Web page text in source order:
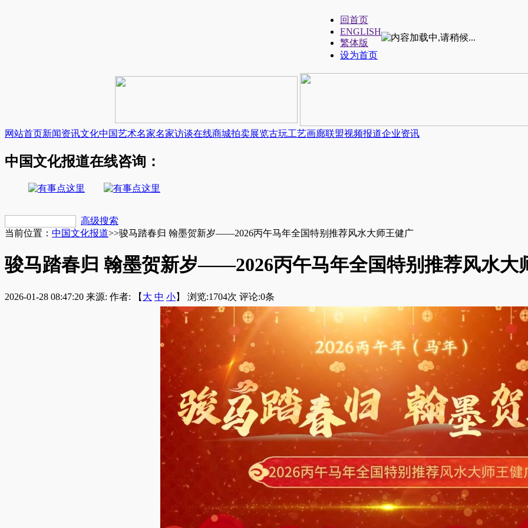
回首页
ENGLISH
繁体版
设为首页
网站首页新闻资讯文化中国艺术名家名家访谈在线商城拍卖展览古玩工艺画廊联盟视频报道企业资讯
中国文化报道在线咨询：
高级搜索
当前位置： 中国文化报道>>骏马踏春归 翰墨贺新岁——2026丙午马年全国特别推荐风水大师王健广
骏马踏春归 翰墨贺新岁——2026丙午马年全国特别推荐风水大
2026-01-28 08:47:20 来源: 作者: 【 大 中 小】 浏览:1704次 评论:0条